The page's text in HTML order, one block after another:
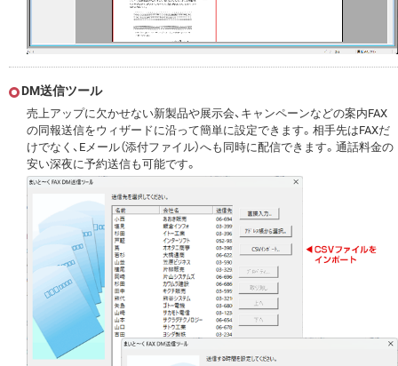
DM送信ツール
売上アップに欠かせない新製品や展示会、キャンペーンなどの案内FAX
の同報送信をウィザードに沿って簡単に設定できます。相手先はFAXだ
けでなく、Eメール（添付ファイル）へも同時に配信できます。通話料金の
安い深夜に予約送信も可能です。